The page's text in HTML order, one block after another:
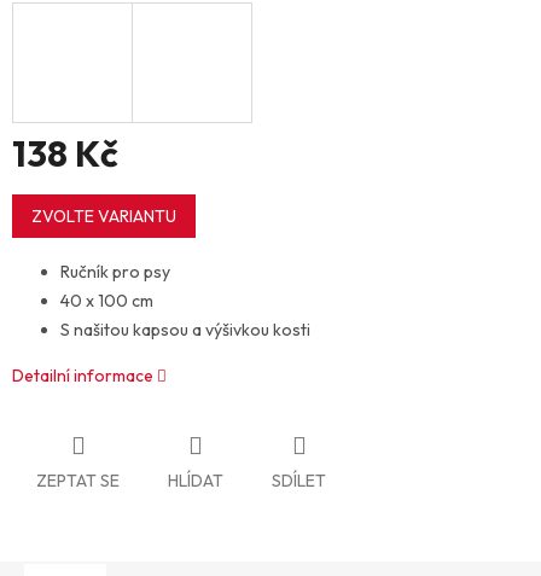
138 Kč
Měrná
cena:
ZVOLTE VARIANTU
Ručník pro psy
40 x 100 cm
S našitou kapsou a výšivkou kosti
Detailní informace
ZEPTAT SE HLÍDAT SDÍLET